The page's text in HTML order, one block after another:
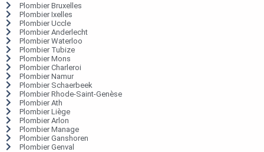
Plombier Bruxelles
Plombier Ixelles
Plombier Uccle
Plombier Anderlecht
Plombier Waterloo
Plombier Tubize
Plombier Mons
Plombier Charleroi
Plombier Namur
Plombier Schaerbeek
Plombier Rhode-Saint-Genèse
Plombier Ath
Plombier Liège
Plombier Arlon
Plombier Manage
Plombier Ganshoren
Plombier Genval